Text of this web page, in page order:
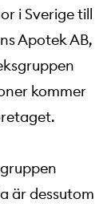
i Sverige till
Apotek AB,
kommer
är dessutom